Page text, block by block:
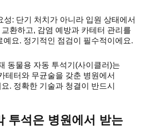
성: 단기 처치가 아니라 입원 상태에서
환하고, 감염 예방과 카테터 관리를
예요. 정기적인 점검이 필수적이에요.
동물용 자동 투석기(사이클러)는
테터와 무균술을 갖춘 병원에서
. 정확한 기술과 청결이 반드시
투석은 병원에서 받는